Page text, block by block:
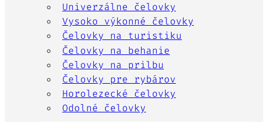
Univerzálne čelovky
Vysoko výkonné čelovky
Čelovky na turistiku
Čelovky na behanie
Čelovky na prilbu
Čelovky pre rybárov
Horolezecké čelovky
Odolné čelovky